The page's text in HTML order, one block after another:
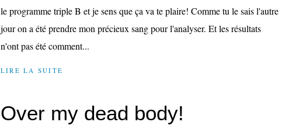
le programme triple B et je sens que ça va te plaire! Comme tu le sais l'autre
jour on a été prendre mon précieux sang pour l'analyser. Et les résultats
n'ont pas été comment...
LIRE LA SUITE
Over my dead body!